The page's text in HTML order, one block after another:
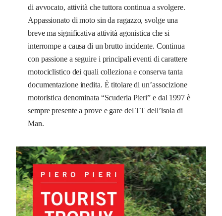
di avvocato, attività che tuttora continua a svolgere.
Appassionato di moto sin da ragazzo, svolge una
breve ma significativa attività agonistica che si
interrompe a causa di un brutto incidente. Continua
con passione a seguire i principali eventi di carattere
motociclistico dei quali colleziona e conserva tanta
documentazione inedita. È titolare di un’associzione
motoristica denominata “Scuderia Pieri” e dal 1997 è
sempre presente a prove e gare del TT dell’isola di
Man.